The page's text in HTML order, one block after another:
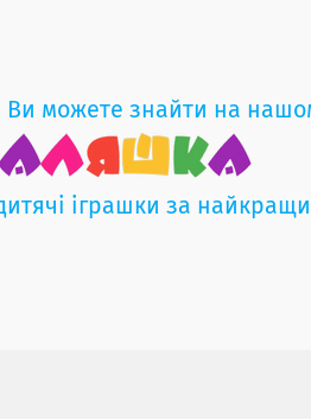
Ви можете знайти на
іграшки за